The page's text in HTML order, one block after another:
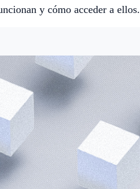
y cómo acceder a ellos.